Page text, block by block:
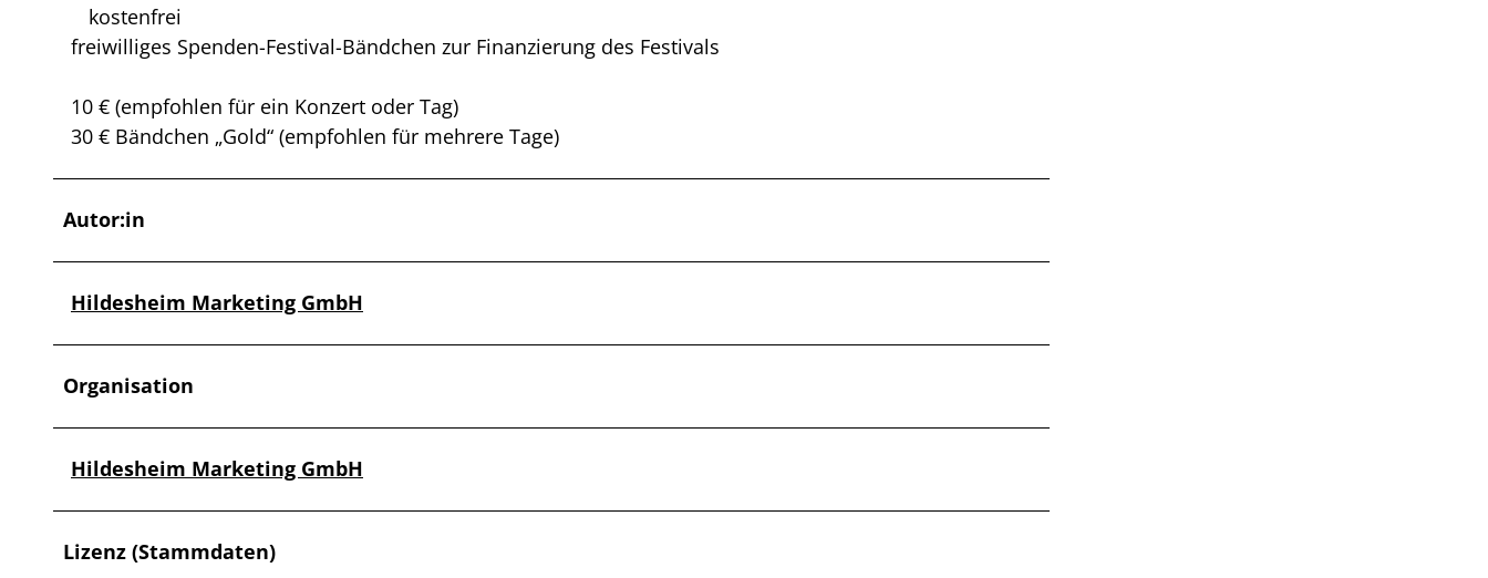
kostenfrei
freiwilliges Spenden-Festival-Bändchen zur Finanzierung des Festivals
10 € (empfohlen für ein Konzert oder Tag)
30 € Bändchen „Gold“ (empfohlen für mehrere Tage)
Autor:in
Hildesheim Marketing GmbH
Organisation
Hildesheim Marketing GmbH
Lizenz (Stammdaten)